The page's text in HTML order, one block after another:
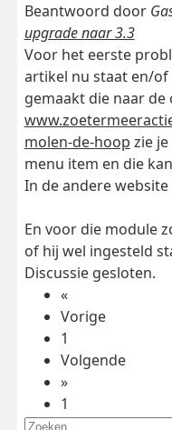
Beantwoord door
upgrade naar 3.3
Voor het eerste
artikel nu staat en/of
gemaakt die naar de
molen-de-hoop zie
menu item en die
In de andere website
En voor die module
of hij wel ingesteld
Discussie gesloten.
«
Vorige
1
Volgende
»
1